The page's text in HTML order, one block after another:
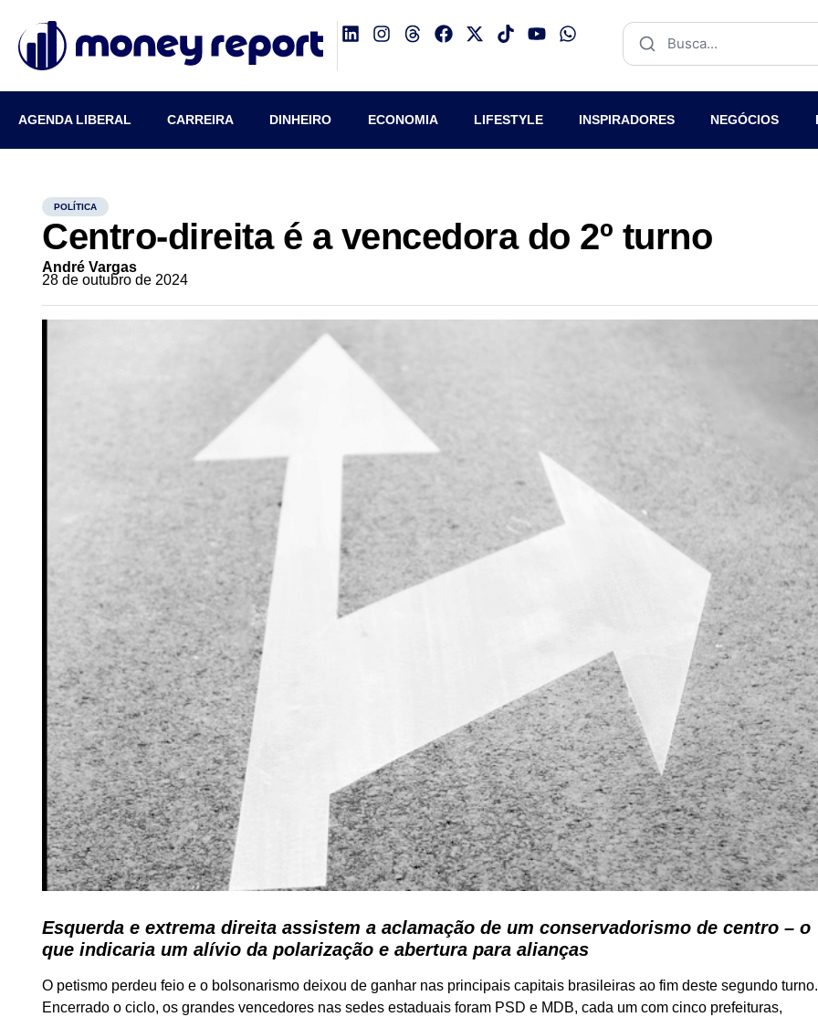
AGENDA LIBERAL CARREIRA DINHEIRO ECONOMIA LIFESTYLE INSPIRADORES NEGÓCIOS
POLÍTICA
Centro-direita é a vencedora do 2º turno
André Vargas
28 de outubro de 2024
Esquerda e extrema direita assistem a aclamação de um conservadorismo de centro – o
que indicaria um alívio da polarização e abertura para alianças
O petismo perdeu feio e o bolsonarismo deixou de ganhar nas principais capitais brasileiras ao fim deste segundo turno.
Encerrado o ciclo, os grandes vencedores nas sedes estaduais foram PSD e MDB, cada um com cinco prefeituras,